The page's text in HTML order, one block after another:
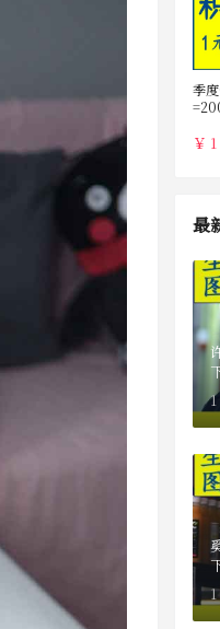
季
￥ 1
最